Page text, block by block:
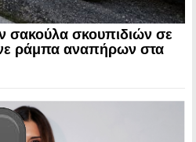
σακούλα σκουπιδιών σε
ράμπα αναπήρων στα